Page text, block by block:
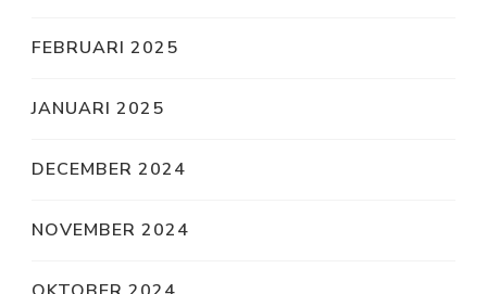
FEBRUARI 2025
JANUARI 2025
DECEMBER 2024
NOVEMBER 2024